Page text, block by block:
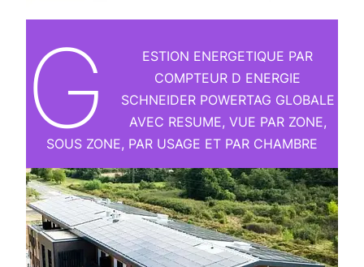
G
ESTION ENERGETIQUE PAR
COMPTEUR D ENERGIE
SCHNEIDER POWERTAG GLOBALE
AVEC RESUME, VUE PAR ZONE,
SOUS ZONE, PAR USAGE ET PAR CHAMBRE